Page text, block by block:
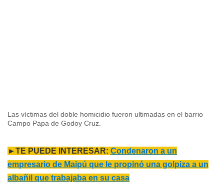
Las víctimas del doble homicidio fueron ultimadas en el barrio
Campo Papa de Godoy Cruz.
►TE PUEDE INTERESAR: Condenaron a un
empresario de Maipú que le propinó una golpiza a un
albañil que trabajaba en su casa